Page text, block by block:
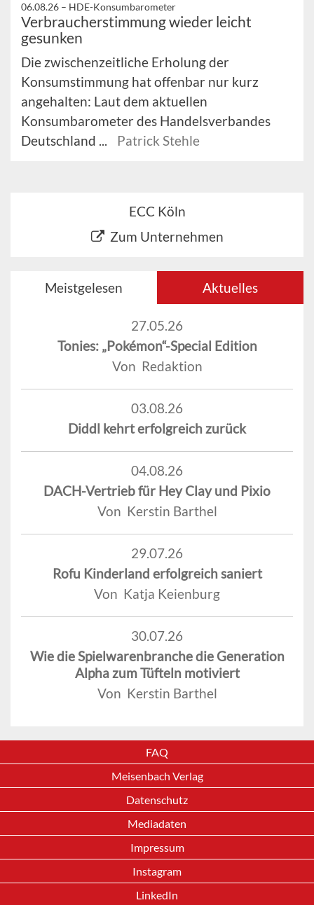
06.08.26 – HDE-Konsumbarometer
Verbraucherstimmung wieder leicht
gesunken
Die zwischenzeitliche Erholung der
Konsumstimmung hat offenbar nur kurz
angehalten: Laut dem aktuellen
Konsumbarometer des Handelsverbandes
Deutschland ...
Patrick Stehle
ECC Köln
Zum Unternehmen
Meistgelesen Aktuelles
27.05.26
Tonies: „Pokémon“-Special Edition
Von Redaktion
03.08.26
Diddl kehrt erfolgreich zurück
04.08.26
DACH-Vertrieb für Hey Clay und Pixio
Von Kerstin Barthel
29.07.26
Rofu Kinderland erfolgreich saniert
Von Katja Keienburg
30.07.26
Wie die Spielwarenbranche die Generation
Alpha zum Tüfteln motiviert
Von Kerstin Barthel
FAQ
Meisenbach Verlag
Datenschutz
Mediadaten
Impressum
Instagram
LinkedIn